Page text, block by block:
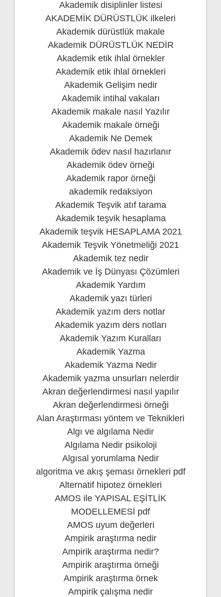
Akademik disiplinler listesi
AKADEMİK DÜRÜSTLÜK ilkeleri
Akademik dürüstlük makale
Akademik DÜRÜSTLÜK NEDİR
Akademik etik ihlal örnekler
Akademik etik ihlal örnekleri
Akademik Gelişim nedir
Akademik intihal vakaları
Akademik makale nasıl Yazılır
Akademik makale örneği
Akademik Ne Demek
Akademik ödev nasıl hazırlanır
Akademik ödev örneği
Akademik rapor örneği
akademik redaksiyon
Akademik Teşvik atıf tarama
Akademik teşvik hesaplama
Akademik teşvik HESAPLAMA 2021
Akademik Teşvik Yönetmeliği 2021
Akademik tez nedir
Akademik ve İş Dünyası Çözümleri
Akademik Yardım
Akademik yazı türleri
Akademik yazım ders notlar
Akademik yazım ders notları
Akademik Yazım Kuralları
Akademik Yazma
Akademik Yazma Nedir
Akademik yazma unsurları nelerdir
Akran değerlendirmesi nasıl yapılır
Akran değerlendirmesi örneği
Alan Araştırması yöntem ve Teknikleri
Algı ve algılama Nedir
Algılama Nedir psikoloji
Algısal yorumlama Nedir
algoritma ve akış şeması örnekleri pdf
Alternatif hipotez örnekleri
AMOS ile YAPISAL EŞİTLİK
MODELLEMESİ pdf
AMOS uyum değerleri
Ampirik araştırma nedir
Ampirik araştırma nedir?
Ampirik araştırma örneği
Ampirik araştırma örnek
Ampirik çalışma nedir